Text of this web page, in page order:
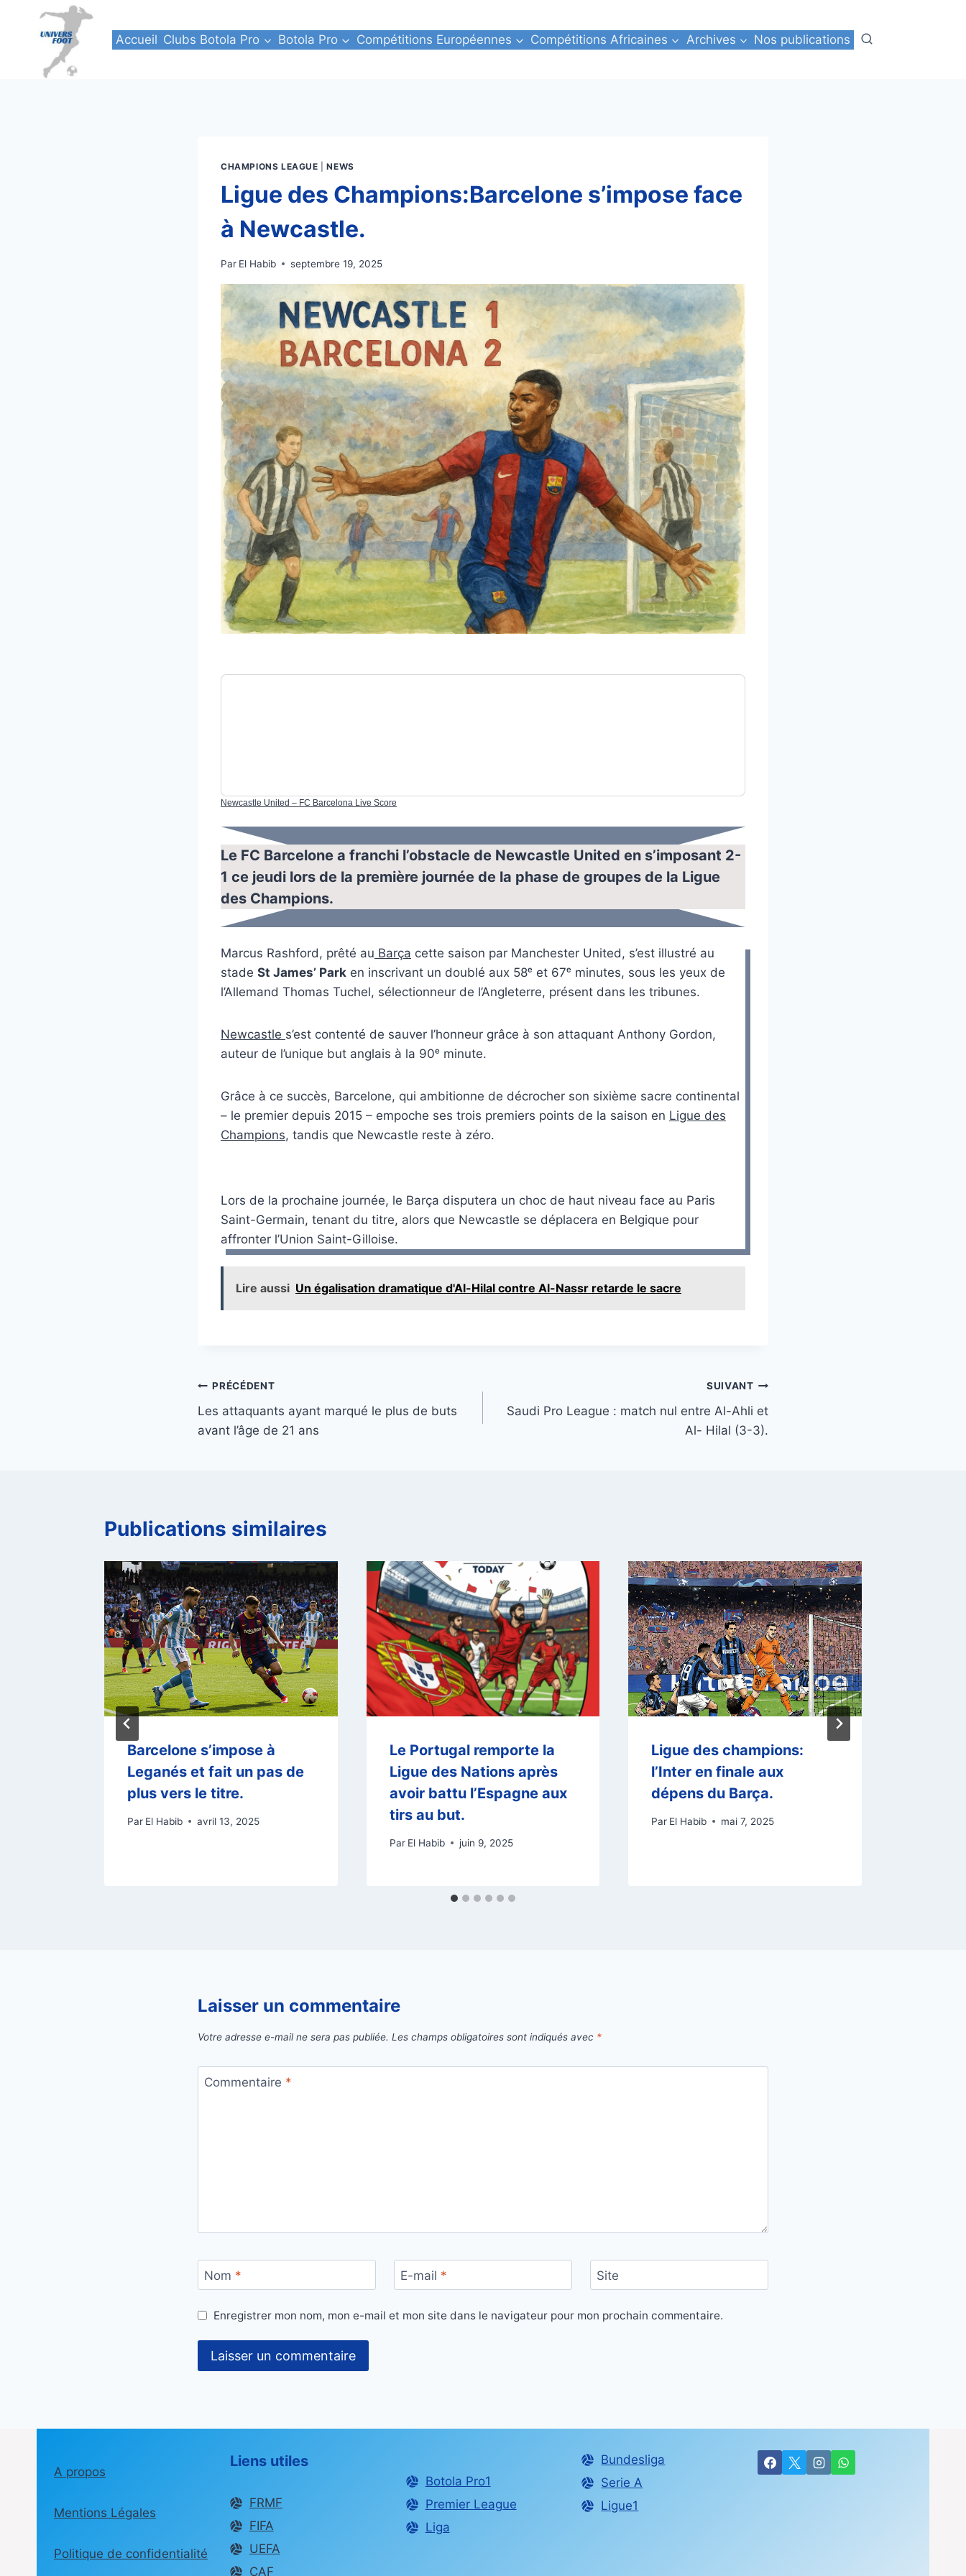
Accueil Clubs Botola Pro Botola Pro Compétitions Européennes Compétitions Africaines Archives Nos publications
CHAMPIONS LEAGUE |NEWS
Ligue des Champions:Barcelone s’impose face
à Newcastle.
Par El Habib septembre 19, 2025
Newcastle United – FC Barcelona Live Score
Le FC Barcelone a franchi l’obstacle de Newcastle United en s’imposant 2-
1 ce jeudi lors de la première journée de la phase de groupes de la Ligue
des Champions.
Marcus Rashford, prêté au Barça cette saison par Manchester United, s’est illustré au
stade St James’ Park en inscrivant un doublé aux 58ᵉ et 67ᵉ minutes, sous les yeux de
l’Allemand Thomas Tuchel, sélectionneur de l’Angleterre, présent dans les tribunes.
Newcastle s’est contenté de sauver l’honneur grâce à son attaquant Anthony Gordon,
auteur de l’unique but anglais à la 90ᵉ minute.
Grâce à ce succès, Barcelone, qui ambitionne de décrocher son sixième sacre continental
– le premier depuis 2015 – empoche ses trois premiers points de la saison en Ligue des
Champions, tandis que Newcastle reste à zéro.
Lors de la prochaine journée, le Barça disputera un choc de haut niveau face au Paris
Saint-Germain, tenant du titre, alors que Newcastle se déplacera en Belgique pour
affronter l’Union Saint-Gilloise.
Lire aussi Un égalisation dramatique d'Al-Hilal contre Al-Nassr retarde le sacre
Navigation
de
PRÉCÉDENT
Les attaquants ayant marqué le plus de buts
avant l’âge de 21 ans
SUIVANT
Saudi Pro League : match nul entre Al-Ahli et
Al- Hilal (3-3).
Publications similaires
Barcelone s’impose à
Leganés et fait un pas de
plus vers le titre.
Par El Habib avril 13, 2025
Le Portugal remporte la
Ligue des Nations après
avoir battu l’Espagne aux
tirs au but.
Par El Habib juin 9, 2025
Ligue des champions:
l’Inter en finale aux
dépens du Barça.
Par El Habib mai 7, 2025
Laisser un commentaire
Votre adresse e-mail ne sera pas publiée. Les champs obligatoires sont indiqués avec *
Commentaire *
Nom * E-mail * Site
Enregistrer mon nom, mon e-mail et mon site dans le navigateur pour mon prochain commentaire.
A propos
Mentions Légales
Politique de confidentialité
Liens utiles
FRMF
FIFA
UEFA
CAF
Botola Pro1
Premier League
Liga
Bundesliga
Serie A
Ligue1